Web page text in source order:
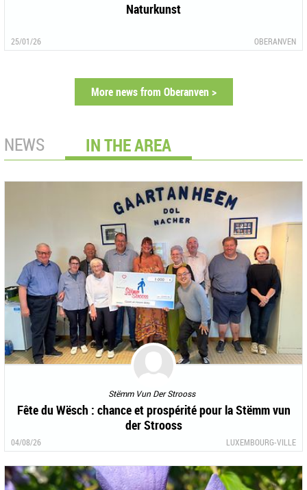
Naturkunst
25/01/26 OBERANVEN
More news from Oberanven >
NEWS IN THE AREA
Stëmm Vun Der Strooss
Fête du Wësch : chance et prospérité pour la Stëmm vun
der Strooss
04/08/26 LUXEMBOURG-VILLE